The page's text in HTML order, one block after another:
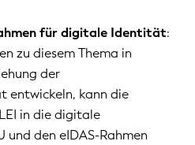
für digitale Identität:
zu diesem Thema in
der
entwickeln, kann die
in die digitale
den eIDAS-Rahmen